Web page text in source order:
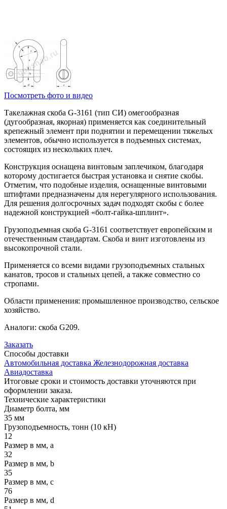
Посмотреть фото и видео
Такелажная скоба G-3161 (тип СИ) омегообразная
(дугообразная, якорная) применяется как соединительный
крепежный элемент при поднятии и перемещении тяжелых
элементов, обычно используется в подъемных системах,
состоящих из нескольких плеч.
Конструкция оснащена винтовым заплечиком, благодаря
которому достигается быстрая установка и снятие скобы.
Отметим, что подобные изделия, оснащенные винтовыми
штифтами предназначены для нерегулярного использования.
Для решения долгосрочных задач подходят скобы с более
надежной конструкцией «болт-гайка-шплинт».
Грузоподъемная скоба G-3161 соответствует европейским и
отечественным стандартам. Скоба и винт изготовлены из
высокопрочной стали.
Применяется со всеми видами грузоподъемных стальных
канатов, тросов и стальных цепей, а также совместно со
стропами.
Области применения: промышленное производство, сельское
хозяйство.
Аналоги: скоба G209.
Заказать
Способы доставки
Автомобильная доставка Железнодорожная доставка
Авиадоставка
Итоговые сроки и стоимость доставки уточняются при
оформлении заказа.
Технические характеристики
Диаметр болта, мм
35 мм
Грузоподъемность, тонн (10 кН)
12
Размер в мм, a
32
Размер в мм, b
35
Размер в мм, c
76
Размер в мм, d